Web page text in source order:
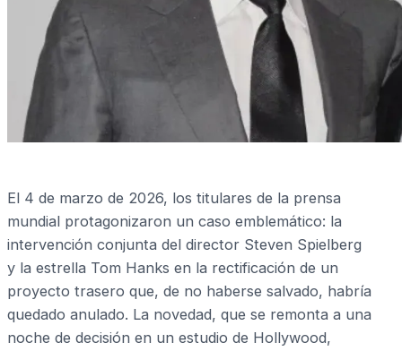
El 4 de marzo de 2026, los titulares de la prensa
mundial protagonizaron un caso emblemático: la
intervención conjunta del director Steven Spielberg
y la estrella Tom Hanks en la rectificación de un
proyecto trasero que, de no haberse salvado, habría
quedado anulado. La novedad, que se remonta a una
noche de decisión en un estudio de Hollywood,